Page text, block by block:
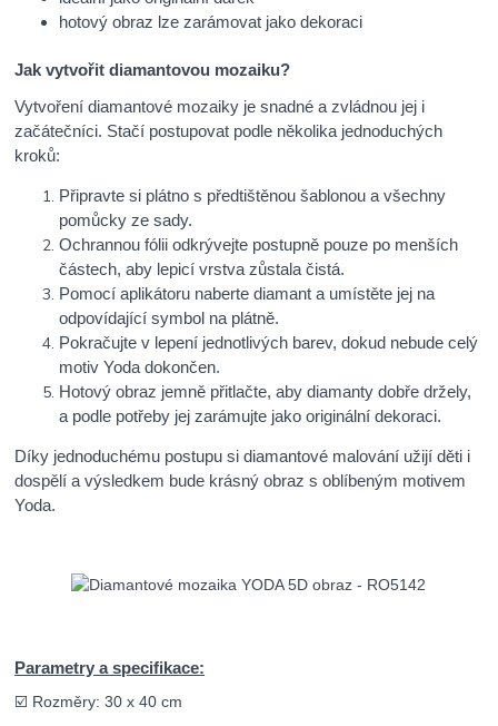
hotový obraz lze zarámovat jako dekoraci
Jak vytvořit diamantovou mozaiku?
Vytvoření diamantové mozaiky je snadné a zvládnou jej i
začátečníci. Stačí postupovat podle několika jednoduchých
kroků:
Připravte si plátno s předtištěnou šablonou a všechny
pomůcky ze sady.
Ochrannou fólii odkrývejte postupně pouze po menších
částech, aby lepicí vrstva zůstala čistá.
Pomocí aplikátoru naberte diamant a umístěte jej na
odpovídající symbol na plátně.
Pokračujte v lepení jednotlivých barev, dokud nebude celý
motiv Yoda dokončen.
Hotový obraz jemně přitlačte, aby diamanty dobře držely,
a podle potřeby jej zarámujte jako originální dekoraci.
Díky jednoduchému postupu si diamantové malování užijí děti i
dospělí a výsledkem bude krásný obraz s oblíbeným motivem
Yoda.
Parametry a specifikace:
☑️ Rozměry: 30 x 40 cm